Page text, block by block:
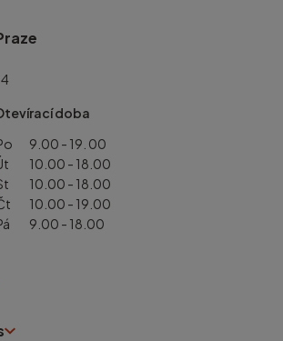
doba
9.00 - 19. 00
10.00 - 18.00
10.00 - 18.00
10.00 - 19.00
9.00 - 18.00